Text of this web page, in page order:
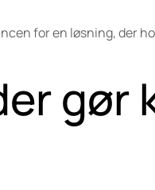
for en løsning, der